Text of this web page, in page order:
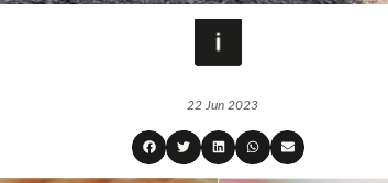
22 Jun 2023